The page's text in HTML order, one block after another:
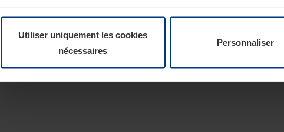
Utiliser uniquement les cookies
nécessaires
Personnaliser